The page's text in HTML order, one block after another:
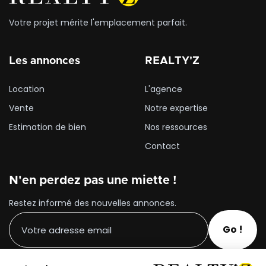
Votre projet mérite l'emplacement parfait.
Les annonces
Location
Vente
Estimation de bien
REALTY'Z
L'agence
Notre expertise
Nos ressources
Contact
N'en perdez pas une miette !
Restez informé des nouvelles annonces.